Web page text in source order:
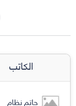
الكاتب
حاتم نظام